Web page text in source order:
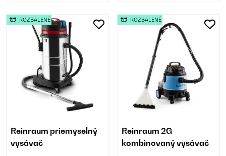
Reinraum priemyselný
vysávač
ROZBALENÉ
Reinraum 2G
kombinovaný vysávač
ROZBALENÉ